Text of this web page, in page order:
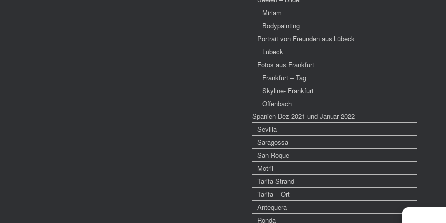
Miriam
Bodypainting
Portrait von Freunden aus Lübeck
Lübeck
Fotos aus Frankfurt
Frankfurt – Tag
Skyline- Frankfurt
Offenbach
Spanien Dez 2021 und Januar 2022
Sevilla
Saragossa
San Roque
Motril
Tarifa-Strand
Tarifa – Ort
Antequera
Ronda